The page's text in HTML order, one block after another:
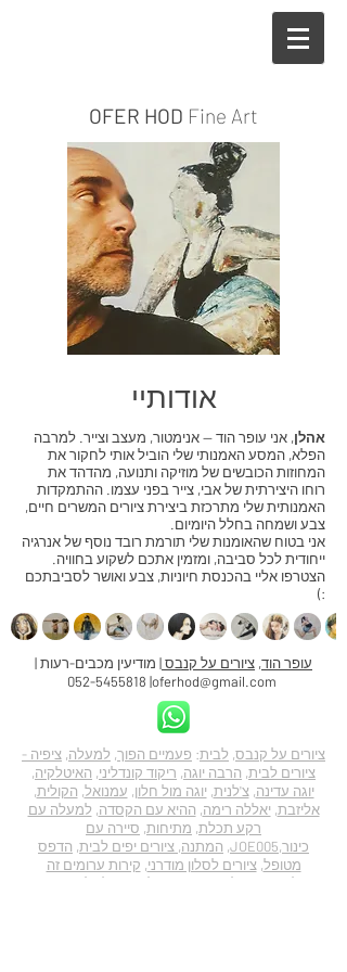
OFER HOD Fine Art
אודותיי
אהלן, אני עופר הוד — אנימטור, מעצב וצייר. למרבה
הפלא, המסע האמנותי שלי הוביל אותי לחקור את
המחוזות הכובשים של מוזיקה ותנועה, מהדהד את
רוחו היצירתית של אבי, צייר בפני עצמו. ההתמקדות
האמנותית שלי מתרכזת ביצירת ציורים המשרים חיים,
צבע ושמחה בחלל היומיום.
אני בטוח שהאומנות שלי תורמת רובד נוסף של אנרגיה
ייחודית לכל סביבה, ומזמין אתכם לשקוע בחוויה.
הצטרפו אליי בהכנסת חיוניות, צבע ואושר לסביבתכם
:)
עופר הוד, ציורים על קנבס| מודיעין מכבים-רעות |
052-5455818 |oferhod@gmail.com
ציורים על קנבס, לבית: פעמיים הפוך, למעלה, ציפיה -
ציורים לבית, הרבה יוגה, ריקוד קונדליני, האיטלקיה,
יוגה עדינה, צ'לנית, יוגה מול חלון, עמנואל, הקולית,
אליזבת, יאללה רימה, ההיא עם הקסדה, למעלה עם
רקע תכלת, מתיחות, סיירה עם
כינור,
JOE005
, המתנה, ציורים יפים לבית, הדפס
מטופל, ציורים לסלון מודרני, קירות ערומים זה
חולירע,
התהליך האמנותי שלי ציור לסלון מודרני